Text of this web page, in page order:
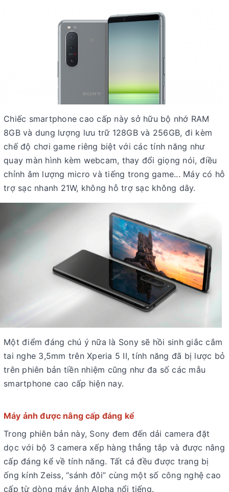
Chiếc smartphone cao cấp này sở hữu bộ nhớ RAM
8GB và dung lượng lưu trữ 128GB và 256GB, đi kèm
chế độ chơi game riêng biệt với các tính năng như
quay màn hình kèm webcam, thay đổi giọng nói, điều
chỉnh âm lượng micro và tiếng trong game... Máy có hỗ
trợ sạc nhanh 21W, không hỗ trợ sạc không dây.
Một điểm đáng chú ý nữa là Sony sẽ hồi sinh giắc cắm
tai nghe 3,5mm trên Xperia 5 II, tính năng đã bị lược bỏ
trên phiên bản tiền nhiệm cũng như đa số các mẫu
smartphone cao cấp hiện nay.
Máy ảnh được nâng cấp đáng kể
Trong phiên bản này, Sony đem đến dải camera đặt
dọc với bộ 3 camera xếp hàng thẳng tắp và được nâng
cấp đáng kể về tính năng. Tất cả đều được trang bị
ống kính Zeiss, “sánh đôi” cùng một số công nghệ cao
cấp từ dòng máy ảnh Alpha nổi tiếng.